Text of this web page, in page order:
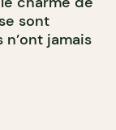
sont
jamais